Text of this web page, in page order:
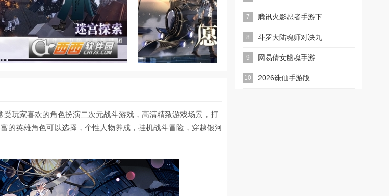
受玩家喜欢的角色扮演二次元战斗游戏，高清精致游戏场景，打
的英雄角色可以选择，个性人物养成，挂机战斗冒险，穿越银河
2026最新版
7 腾讯火影忍者手游下
载2026最新版
8 斗罗大陆魂师对决九
游版
9 网易倩女幽魂手游
10 2026诛仙手游版